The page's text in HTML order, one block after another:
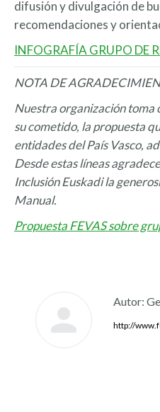
difusión y divulgación de
recomendaciones y
INFOGRAFÍA GRUPO DE
NOTA DE
Nuestra organización toma
su cometido, la propuesta
entidades del País Vasco,
Desde estas líneas
Inclusión Euskadi la
Manual.
Propuesta FEVAS sobre
Autor:
http://